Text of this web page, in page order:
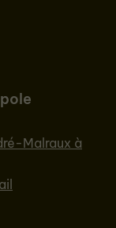
Malraux à